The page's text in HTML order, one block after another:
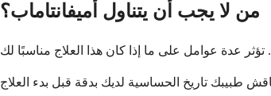
من لا يجب أن يتناول أميفانتاماب؟